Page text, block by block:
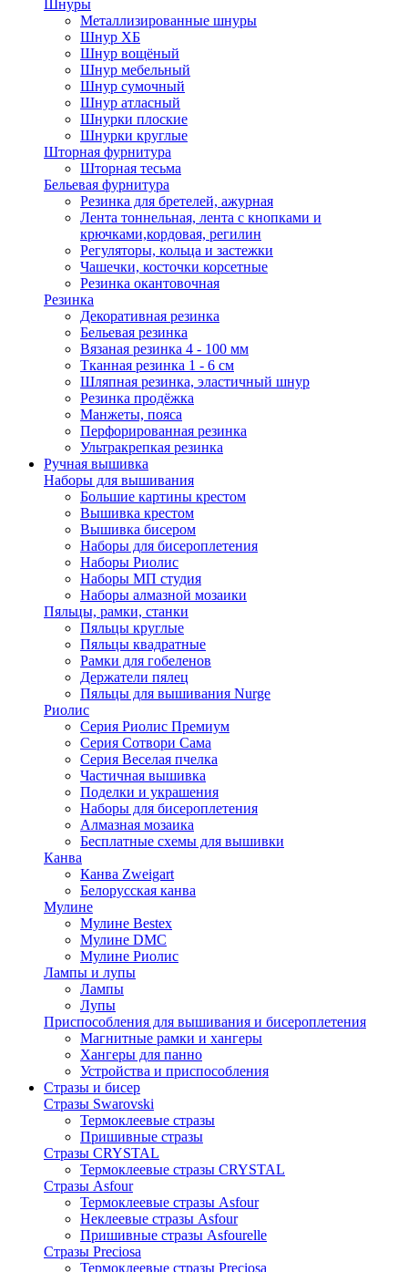
Шнуры
Металлизированные шнуры
Шнур ХБ
Шнур вощёный
Шнур мебельный
Шнур сумочный
Шнур атласный
Шнурки плоские
Шнурки круглые
Шторная фурнитура
Шторная тесьма
Бельевая фурнитура
Резинка для бретелей, ажурная
Лента тоннельная, лента с кнопками и
крючками,кордовая, регилин
Регуляторы, кольца и застежки
Чашечки, косточки корсетные
Резинка окантовочная
Резинка
Декоративная резинка
Бельевая резинка
Вязаная резинка 4 - 100 мм
Тканная резинка 1 - 6 см
Шляпная резинка, эластичный шнур
Резинка продёжка
Манжеты, пояса
Перфорированная резинка
Ультракрепкая резинка
Ручная вышивка
Наборы для вышивания
Большие картины крестом
Вышивка крестом
Вышивка бисером
Наборы для бисероплетения
Наборы Риолис
Наборы МП студия
Наборы алмазной мозаики
Пяльцы, рамки, станки
Пяльцы круглые
Пяльцы квадратные
Рамки для гобеленов
Держатели пялец
Пяльцы для вышивания Nurge
Риолис
Серия Риолис Премиум
Серия Сотвори Сама
Серия Веселая пчелка
Частичная вышивка
Поделки и украшения
Наборы для бисероплетения
Алмазная мозаика
Бесплатные схемы для вышивки
Канва
Канва Zweigart
Белорусская канва
Мулине
Мулине Bestex
Мулине DMC
Мулине Риолис
Лампы и лупы
Лампы
Лупы
Приспособления для вышивания и бисероплетения
Магнитные рамки и хангеры
Хангеры для панно
Устройства и приспособления
Стразы и бисер
Стразы Swarovski
Термоклеевые стразы
Пришивные стразы
Стразы CRYSTAL
Термоклеевые стразы CRYSTAL
Стразы Asfour
Термоклеевые стразы Asfour
Неклеевые стразы Asfour
Пришивные стразы Asfourelle
Стразы Preciosa
Термоклеевые стразы Preciosa